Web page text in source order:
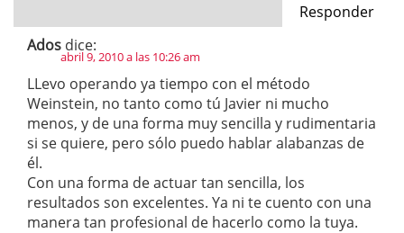
Responder
Ados dice:
abril 9, 2010 a las 10:26 am
LLevo operando ya tiempo con el método
Weinstein, no tanto como tú Javier ni mucho
menos, y de una forma muy sencilla y rudimentaria
si se quiere, pero sólo puedo hablar alabanzas de
él.
Con una forma de actuar tan sencilla, los
resultados son excelentes. Ya ni te cuento con una
manera tan profesional de hacerlo como la tuya.